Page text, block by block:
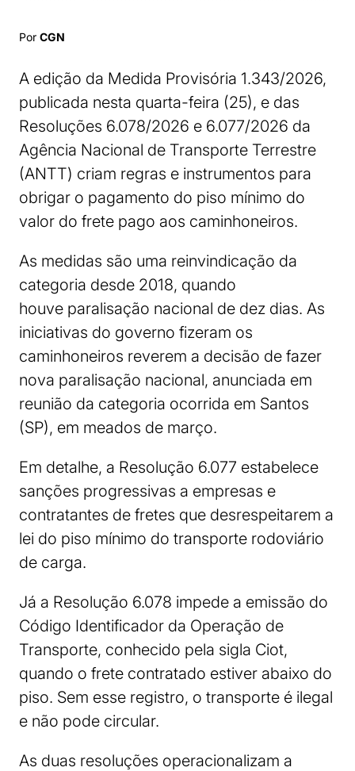
Por CGN
A edição da Medida Provisória 1.343/2026,
publicada nesta quarta-feira (25), e das
Resoluções 6.078/2026 e 6.077/2026 da
Agência Nacional de Transporte Terrestre
(ANTT) criam regras e instrumentos para
obrigar o pagamento do piso mínimo do
valor do frete pago aos caminhoneiros.
As medidas são uma reinvindicação da
categoria desde 2018, quando
houve paralisação nacional de dez dias. As
iniciativas do governo fizeram os
caminhoneiros reverem a decisão de fazer
nova paralisação nacional, anunciada em
reunião da categoria ocorrida em Santos
(SP), em meados de março.
Em detalhe, a Resolução 6.077 estabelece
sanções progressivas a empresas e
contratantes de fretes que desrespeitarem a
lei do piso mínimo do transporte rodoviário
de carga.
Já a Resolução 6.078 impede a emissão do
Código Identificador da Operação de
Transporte, conhecido pela sigla Ciot,
quando o frete contratado estiver abaixo do
piso. Sem esse registro, o transporte é ilegal
e não pode circular.
As duas resoluções operacionalizam a